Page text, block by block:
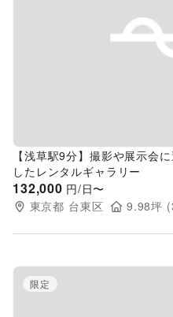
Previous slide
【浅草駅9分】撮影や展示会
したレンタルギャラリー
132,000 円/日〜
東京都 台東区 9.98坪 (
限定